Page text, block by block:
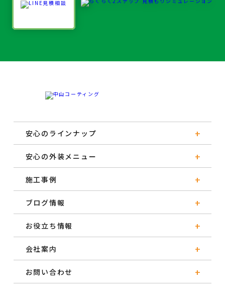
安心のラインナップ
安心の外装メニュー
施工事例
ブログ情報
お役立ち情報
会社案内
お問い合わせ